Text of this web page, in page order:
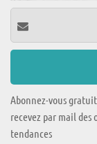
Abonnez-vous
recevez par mail
tendances